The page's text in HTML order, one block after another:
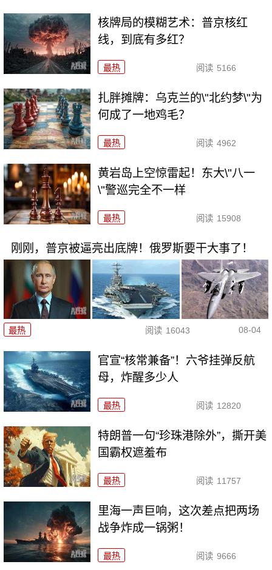
核牌局的模糊艺术：普京核红
线，到底有多红？
最热 阅读 5166
扎胖摊牌：乌克兰的\"北约梦\"为
何成了一地鸡毛？
最热 阅读 4962
黄岩岛上空惊雷起！东大\"八一
\"警巡完全不一样
最热 阅读 15908
刚刚，普京被逼亮出底牌！俄罗斯要干大事了！
最热 阅读 16043 08-04
官宣“核常兼备”！六爷挂弹反航
母，炸醒多少人
最热 阅读 12820
特朗普一句“珍珠港除外”，撕开美
国霸权遮羞布
最热 阅读 11757
里海一声巨响，这次差点把两场
战争炸成一锅粥！
最热 阅读 9666